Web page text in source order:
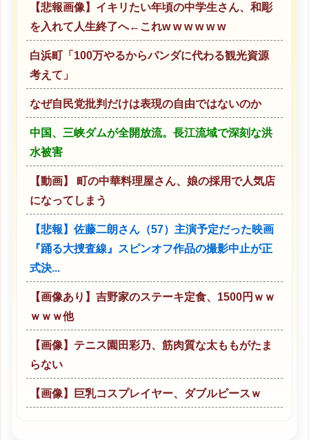
【悲報画像】イキリたい年頃の中学生さん、和彫
を入れて人生終了へ←これw w w w w w
白浜町「100万やるからパンダに代わる観光資源
考えて」
なぜ自民党批判だけは表現の自由ではないのか
中国、三峡ダムが全開放流。長江流域で深刻な洪
水被害
【動画】 町の中華料理屋さん、娘の採用で人気店
になってしまう
【悲報】佐藤二朗さん（57）主演予定だった映画
『踊る大捜査線』スピンオフ作品の撮影中止が正
式決...
【画像あり】吉野家のステーキ定食、1500円ｗｗ
ｗｗｗ他
【画像】テニス園田彩乃、筋肉質な太ももがたま
らない
【画像】巨乳コスプレイヤー、ダブルピースｗ